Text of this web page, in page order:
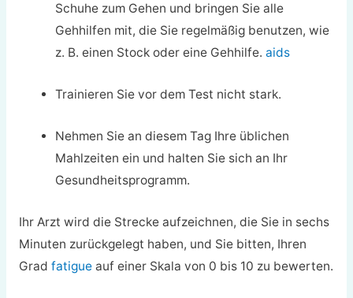
Schuhe zum Gehen und bringen Sie alle
Gehhilfen mit, die Sie regelmäßig benutzen, wie
z. B. einen Stock oder eine Gehhilfe.aids
Trainieren Sie vor dem Test nicht stark.
Nehmen Sie an diesem Tag Ihre üblichen
Mahlzeiten ein und halten Sie sich an Ihr
Gesundheitsprogramm.
Ihr Arzt wird die Strecke aufzeichnen, die Sie in sechs
Minuten zurückgelegt haben, und Sie bitten, Ihren
Grad fatigueauf einer Skala von 0 bis 10 zu bewerten.